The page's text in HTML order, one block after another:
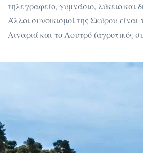
τηλεγραφείο, γυμνάσιο, λύκειο και
Άλλοι συνοικισμοί της Σκύρου
Λιναριά και το Λουτρό (αγροτικός